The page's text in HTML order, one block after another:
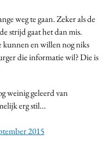
weg te gaan. Zeker als de
strijd gaat het dan mis.
kunnen en willen nog niks
die informatie wil? Die is
weinig geleerd van
erg stil...
2015